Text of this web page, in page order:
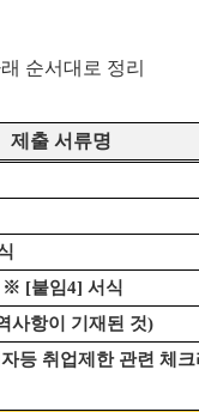
순서대로 정리
제출 서류명
※ [붙임4]서식
사항이 기재된 것)
등 취업제한 관련 체